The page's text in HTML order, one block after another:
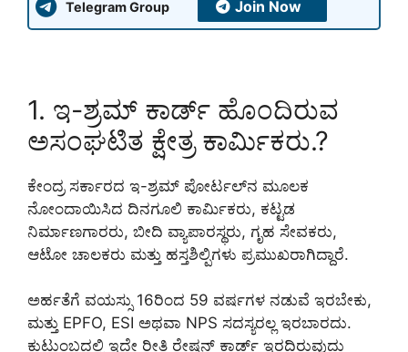
Telegram Group Join Now
1. ಇ-ಶ್ರಮ್ ಕಾರ್ಡ್ ಹೊಂದಿರುವ
ಅಸಂಘಟಿತ ಕ್ಷೇತ್ರ ಕಾರ್ಮಿಕರು.?
ಕೇಂದ್ರ ಸರ್ಕಾರದ ಇ-ಶ್ರಮ್ ಪೋರ್ಟಲ್‌ನ ಮೂಲಕ
ನೋಂದಾಯಿಸಿದ ದಿನಗೂಲಿ ಕಾರ್ಮಿಕರು, ಕಟ್ಟಡ
ನಿರ್ಮಾಣಗಾರರು, ಬೀದಿ ವ್ಯಾಪಾರಸ್ಥರು, ಗೃಹ ಸೇವಕರು,
ಆಟೋ ಚಾಲಕರು ಮತ್ತು ಹಸ್ತಶಿಲ್ಪಿಗಳು ಪ್ರಮುಖರಾಗಿದ್ದಾರೆ.
ಅರ್ಹತೆಗೆ ವಯಸ್ಸು 16ರಿಂದ 59 ವರ್ಷಗಳ ನಡುವೆ ಇರಬೇಕು,
ಮತ್ತು EPFO, ESI ಅಥವಾ NPS ಸದಸ್ಯರಲ್ಲ ಇರಬಾರದು.
ಕುಟುಂಬದಲ್ಲಿ ಇದೇ ರೀತಿ ರೇಷನ್ ಕಾರ್ಡ್ ಇರದಿರುವುದು